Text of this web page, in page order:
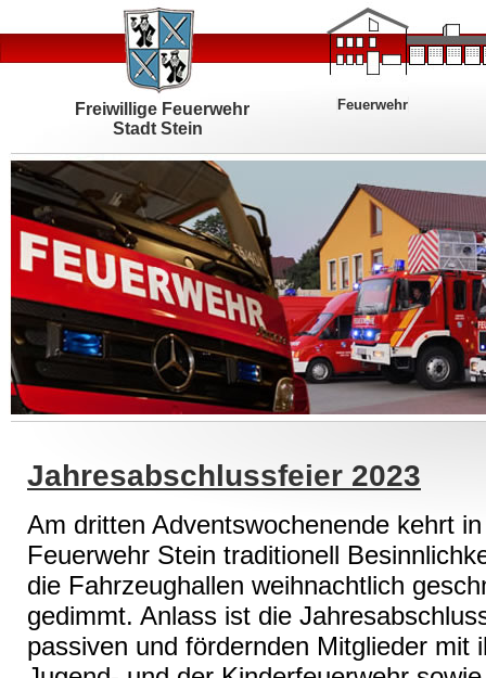
Freiwillige Feuerwehr
Stadt Stein
Feuerwehr
Jahresabschlussfeier 2023
Am dritten Adventswochenende kehrt
Feuerwehr Stein traditionell
die Fahrzeughallen weihnachtlich
gedimmt. Anlass ist die
passiven und fördernden Mitglieder mit